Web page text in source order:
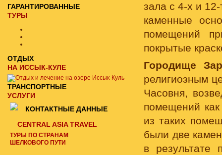
зала с 4-х и
каменные
помещений
покрытые
Городище
религиозным
Часовня,
помещений как
из таких
были две
в результате
ГАРАНТИРОВАННЫЕ
ТУРЫ
ОТДЫХ
НА ИССЫК-КУЛЕ
ТРАНСПОРТНЫЕ
УСЛУГИ
КОНТАКТНЫЕ ДАННЫЕ
CENTRAL ASIA TRAVEL
ТУРЫ ПО СТРАНАМ
ШЕЛКОВОГО ПУТИ